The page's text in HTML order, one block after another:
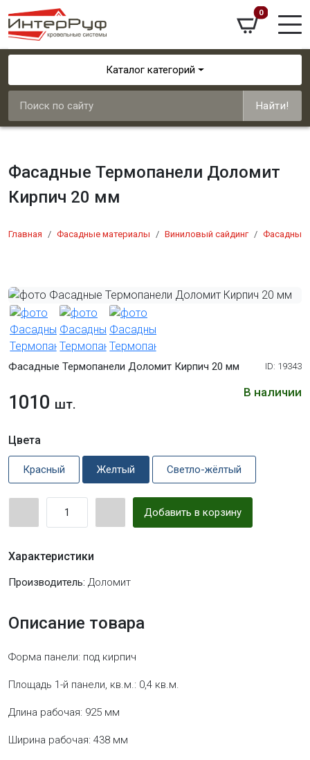
0
Каталог категорий
Найти!
Фасадные Термопанели Доломит
Кирпич 20 мм
Главная Фасадные материалы Виниловый сайдинг Фасадный
Фасадные Термопанели Доломит Кирпич 20 мм ID: 19343
В наличии
1010 шт.
Цвета
Красный Желтый Светло-жёлтый
Добавить в корзину
Характеристики
Производитель: Доломит
Описание товара
Форма панели: под кирпич
Площадь 1-й панели, кв.м.: 0,4 кв.м.
Длина рабочая: 925 мм
Ширина рабочая: 438 мм